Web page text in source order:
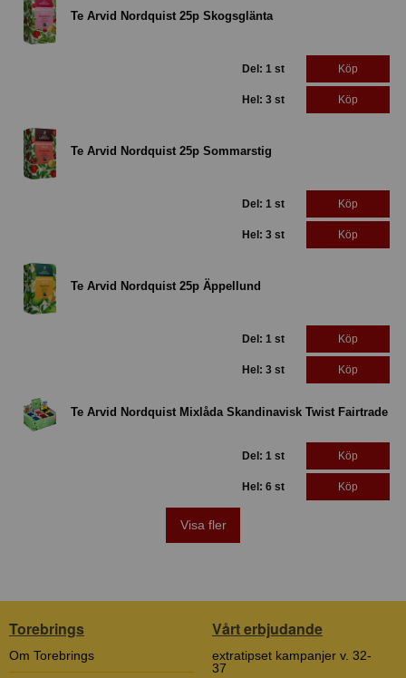
Te Arvid Nordquist 25p Skogsglänta
Del: 1 st Köp
Hel: 3 st Köp
Te Arvid Nordquist 25p Sommarstig
Del: 1 st Köp
Hel: 3 st Köp
Te Arvid Nordquist 25p Äppellund
Del: 1 st Köp
Hel: 3 st Köp
Te Arvid Nordquist Mixlåda Skandinavisk Twist Fairtrade
Del: 1 st Köp
Hel: 6 st Köp
Visa fler
Torebrings
Om Torebrings
Vårt erbjudande
extratipset kampanjer v. 32-
37